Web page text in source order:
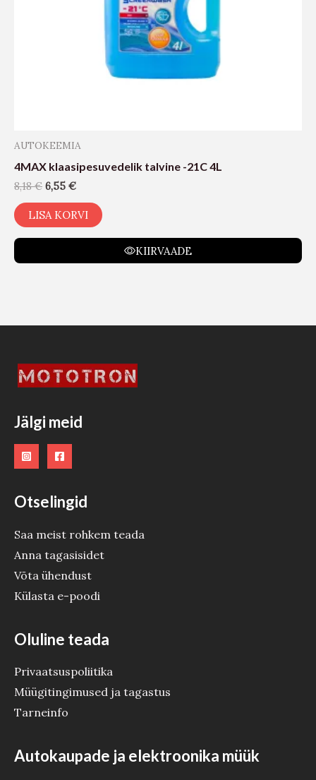
AUTOKEEMIA
4MAX klaasipesuvedelik talvine -21C 4L
8,18€ 6,55 €
LISA KORVI
KIIRVAADE
Jälgi meid
Otselingid
Saa meist rohkem teada
Anna tagasisidet
Võta ühendust
Külasta e-poodi
Oluline teada
Privaatsuspoliitika
Müügitingimused ja tagastus
Tarneinfo
Autokaupade ja elektroonika müük